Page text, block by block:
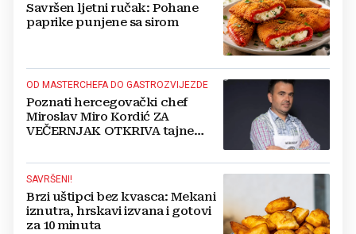
Savršen ljetni ručak: Pohane
paprike punjene sa sirom
OD MASTERCHEFA DO GASTROZVIJEZDE
Poznati hercegovački chef
Miroslav Miro Kordić ZA
VEČERNJAK OTKRIVA tajne
kulinarstva, nepoznate detalje iz
djetinjstva, životne ciljeve...
SAVRŠENI!
Brzi uštipci bez kvasca: Mekani
iznutra, hrskavi izvana i gotovi
za 10 minuta